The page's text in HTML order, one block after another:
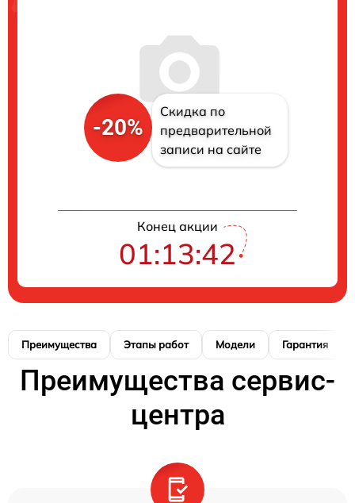
-20%
Скидка по
предварительной
записи на сайте
Конец акции
01:13:41
Преимущества Этапы работ Модели Гарантия
Преимущества сервис-
центра